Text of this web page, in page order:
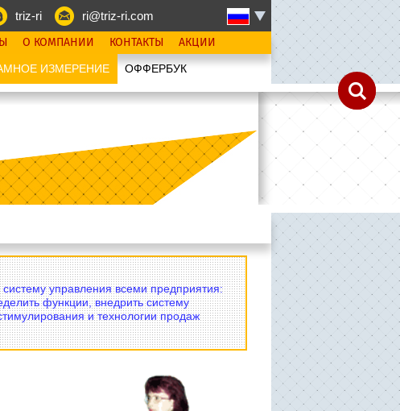
triz-ri ri@triz-ri.com
О КОМПАНИИ КОНТАКТЫ АКЦИИ
ИЗМЕРЕНИЕ OФФЕРБУК
систему управления всеми предприятия:
функции, внедрить систему
и технологии продаж